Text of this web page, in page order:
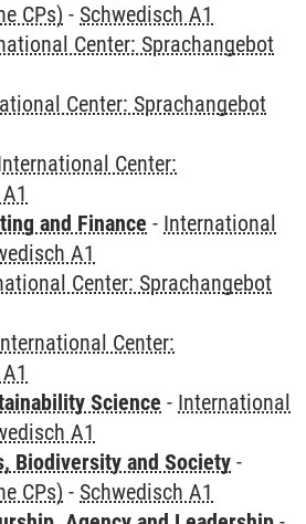
CPs) - Schwedisch A1
Center: Sprachangebot
Center: Sprachangebot
Center:
and Finance - International
A1
Center: Sprachangebot
Center:
Science - International
A1
Biodiversity and Society -
CPs) - Schwedisch A1